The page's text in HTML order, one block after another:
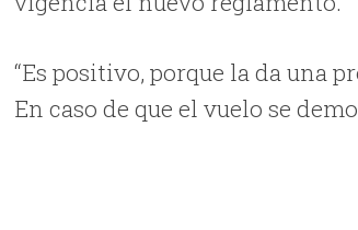
“Es positivo, porque la da una
En caso de que el vuelo se